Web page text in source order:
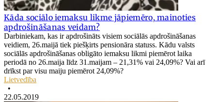
Kāda sociālo iemaksu likme jāpiemēro, mainoties
apdrošināšanas veidam?
Darbiniekam, kas ir apdrošināts visiem sociālās apdrošināšanas
veidiem, 26.maijā tiek piešķirts pensionāra statuss. Kādu valsts
sociālās apdrošināšanas obligāto iemaksu likmi piemērot laika
periodā no 26.maija līdz 31.maijam – 21,31% vai 24,09%? Vai arī
drīkst par visu maiju piemērot 24,09%?
Lietvedība
•
22.05.2019